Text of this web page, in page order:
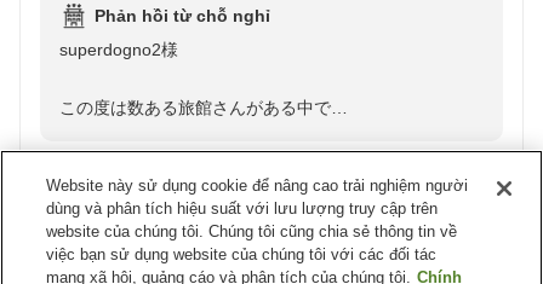
反省とともに大きな課題を解決できるように
スタッフ一同で一層精進をし、お食事面でもご満足いた
取り組んでまいります。
Phản hồi từ chỗ nghỉ
superdogno2様
この度は数ある旅館さんがある中で
とても温かな言葉に心よりありがたく嬉しく存じます。
お客様からのお言葉を励みに
次回もお会いできますように
Khách đã được xác minh
Website này sử dụng cookie để nâng cao trải nghiệm người
dùng và phân tích hiệu suất với lưu lượng truy cập trên
website của chúng tôi. Chúng tôi cũng chia sẻ thông tin về
việc bạn sử dụng website của chúng tôi với các đối tác
mạng xã hội, quảng cáo và phân tích của chúng tôi. Chính